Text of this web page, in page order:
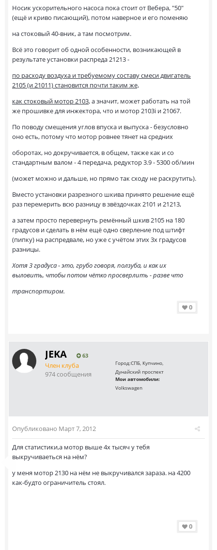
Носик ускорительного насоса пока стоит от Вебера, "50"
(ещё и криво писающий), потом наверное и его поменяю
на стоковый 40-вник, а там посмотрим.
Всё это говорит об одной особенности, возникающей в
результате установки распреда 21213 -
по расходу воздуха и требуемому составу смеси двигатель
2105 (и 21011) становится почти таким же,
как стоковый мотор 2103, а значит, может работать на той
же прошивке для инжектора, что и мотор 2103i и 21067.
По поводу смещения углов впуска и выпуска - безусловно
оно есть, потому что мотор ровнее тянет на средних
оборотах, но докручивается, в общем, также как и со
стандартным валом - 4 передача, редуктор 3.9 - 5300 об/мин
(может можно и дальше, но прямо так сходу не раскрутить).
Вместо установки разрезного шкива принято решение ещё
раз перемерить всю разницу в звёздочках 2101 и 21213,
а затем просто перевернуть ремённый шкив 2105 на 180
градусов и сделать в нём ещё одно сверление под штифт
(пипку) на распредвале, но уже с учётом этих 3х градусов
разницы.
Хотя 3 градуса - это, грубо говоря, ползуба, и как их
выловить, чтобы потом чётко просверлить - разве что
транспортиром.
0
JEKA 63
Член клуба
974 сообщения
Город:СПБ, Купчино,
Дунайский проспект
Мои автомобили:
Volkswagen
Опубликовано Март 7, 2012
Для статистики,а мотор выше 4х тысяч у тебя
выкручиваеться на нём?
у меня мотор 2130 на нём не выкручивался зараза. на 4200
как-будто ограничитель стоял.
0